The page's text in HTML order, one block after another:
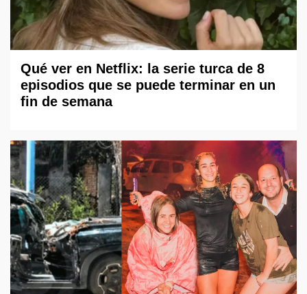
Qué ver en Netflix: la serie turca de 8
episodios que se puede terminar en un
fin de semana